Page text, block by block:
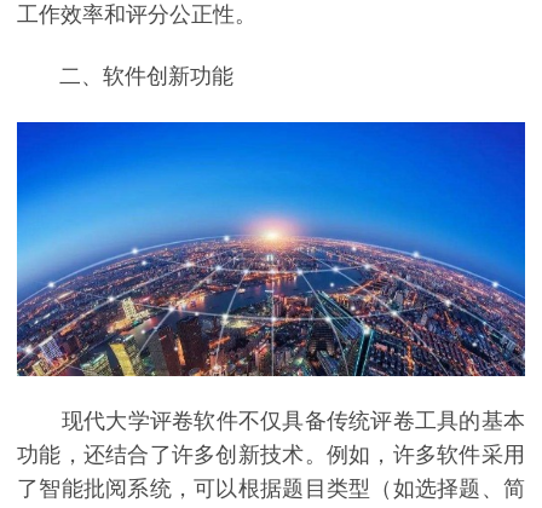
工作效率和评分公正性。
二、软件创新功能
现代大学评卷软件不仅具备传统评卷工具的基本
功能，还结合了许多创新技术。例如，许多软件采用
了智能批阅系统，可以根据题目类型（如选择题、简